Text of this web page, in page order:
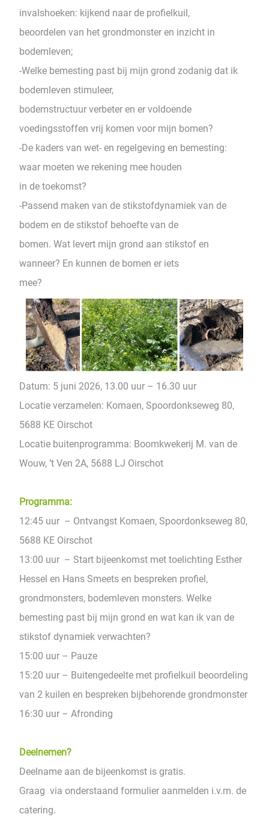
invalshoeken: kijkend naar de profielkuil,
beoordelen van het grondmonster en inzicht in
bodemleven;
-Welke bemesting past bij mijn grond zodanig dat ik
bodemleven stimuleer,
bodemstructuur verbeter en er voldoende
voedingsstoffen vrij komen voor mijn bomen?
-De kaders van wet- en regelgeving en bemesting:
waar moeten we rekening mee houden
in de toekomst?
-Passend maken van de stikstofdynamiek van de
bodem en de stikstof behoefte van de
bomen. Wat levert mijn grond aan stikstof en
wanneer? En kunnen de bomen er iets
mee?
Datum: 5 juni 2026, 13.00 uur – 16.30 uur
Locatie verzamelen: Komaen, Spoordonkseweg 80,
5688 KE Oirschot
Locatie buitenprogramma: Boomkwekerij M. van de
Wouw, ’t Ven 2A, 5688 LJ Oirschot
Programma:
12:45 uur – Ontvangst Komaen, Spoordonkseweg 80,
5688 KE Oirschot
13:00 uur – Start bijeenkomst met toelichting Esther
Hessel en Hans Smeets en bespreken proﬁel,
grondmonsters, bodemleven monsters. Welke
bemesting past bij mijn grond en wat kan ik van de
stikstof dynamiek verwachten?
15:00 uur – Pauze
15:20 uur – Buitengedeelte met proﬁelkuil beoordeling
van 2 kuilen en bespreken bijbehorende grondmonster
16:30 uur – Afronding
Deelnemen?
Deelname aan de bijeenkomst is gratis.
Graag via onderstaand formulier aanmelden i.v.m. de
catering.